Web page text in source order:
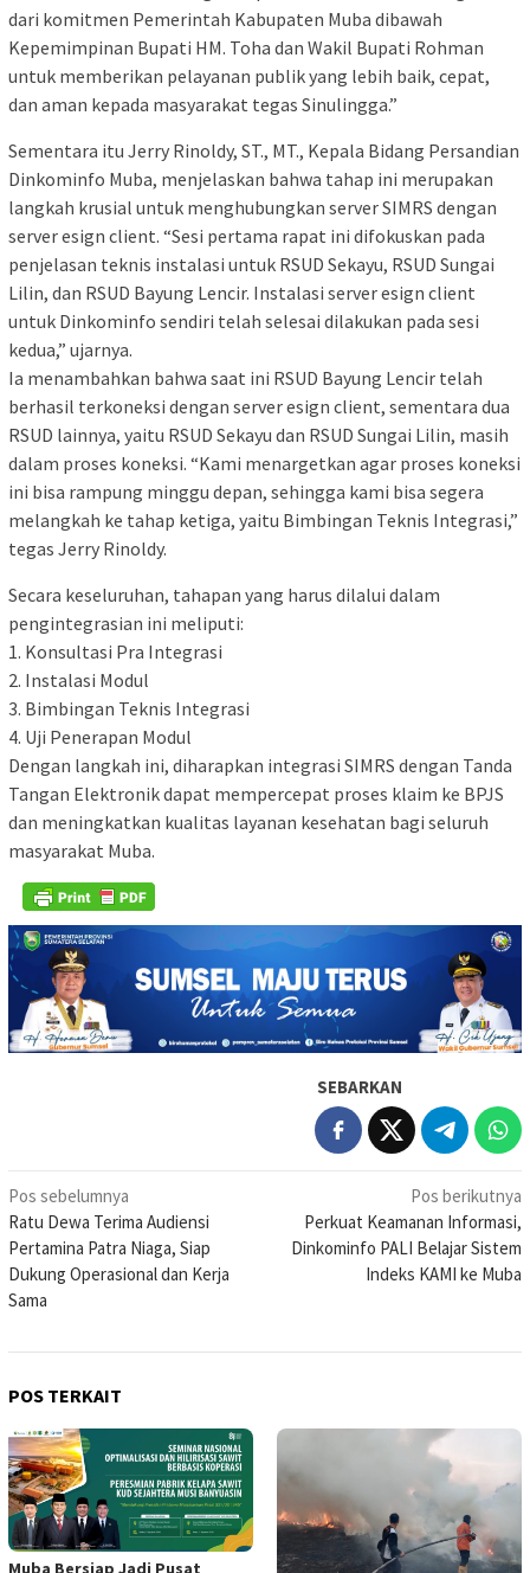
dari komitmen Pemerintah Kabupaten Muba dibawah
Kepemimpinan Bupati HM. Toha dan Wakil Bupati Rohman
untuk memberikan pelayanan publik yang lebih baik, cepat,
dan aman kepada masyarakat tegas Sinulingga.”
Sementara itu Jerry Rinoldy, ST., MT., Kepala Bidang Persandian
Dinkominfo Muba, menjelaskan bahwa tahap ini merupakan
langkah krusial untuk menghubungkan server SIMRS dengan
server esign client. “Sesi pertama rapat ini difokuskan pada
penjelasan teknis instalasi untuk RSUD Sekayu, RSUD Sungai
Lilin, dan RSUD Bayung Lencir. Instalasi server esign client
untuk Dinkominfo sendiri telah selesai dilakukan pada sesi
kedua,” ujarnya.
Ia menambahkan bahwa saat ini RSUD Bayung Lencir telah
berhasil terkoneksi dengan server esign client, sementara dua
RSUD lainnya, yaitu RSUD Sekayu dan RSUD Sungai Lilin, masih
dalam proses koneksi. “Kami menargetkan agar proses koneksi
ini bisa rampung minggu depan, sehingga kami bisa segera
melangkah ke tahap ketiga, yaitu Bimbingan Teknis Integrasi,”
tegas Jerry Rinoldy.
Secara keseluruhan, tahapan yang harus dilalui dalam
pengintegrasian ini meliputi:
1. Konsultasi Pra Integrasi
2. Instalasi Modul
3. Bimbingan Teknis Integrasi
4. Uji Penerapan Modul
Dengan langkah ini, diharapkan integrasi SIMRS dengan Tanda
Tangan Elektronik dapat mempercepat proses klaim ke BPJS
dan meningkatkan kualitas layanan kesehatan bagi seluruh
masyarakat Muba.
SEBARKAN
Navigasi
pos
Pos sebelumnya
Ratu Dewa Terima Audiensi
Pertamina Patra Niaga, Siap
Dukung Operasional dan Kerja
Sama
Pos berikutnya
Perkuat Keamanan Informasi,
Dinkominfo PALI Belajar Sistem
Indeks KAMI ke Muba
POS TERKAIT
Muba Bersiap Jadi Pusat